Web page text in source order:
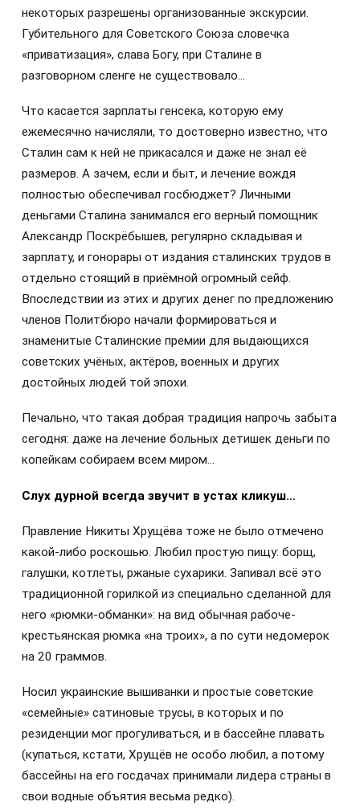
некоторых разрешены организованные экскурсии.
Губительного для Советского Союза словечка
«приватизация», слава Богу, при Сталине в
разговорном сленге не существовало…
Что касается зарплаты генсека, которую ему
ежемесячно начисляли, то достоверно известно, что
Сталин сам к ней не прикасался и даже не знал её
размеров. А зачем, если и быт, и лечение вождя
полностью обеспечивал госбюджет? Личными
деньгами Сталина занимался его верный помощник
Александр Поскрёбышев, регулярно складывая и
зарплату, и гонорары от издания сталинских трудов в
отдельно стоящий в приёмной огромный сейф.
Впоследствии из этих и других денег по предложению
членов Политбюро начали формироваться и
знаменитые Сталинские премии для выдающихся
советских учёных, актёров, военных и других
достойных людей той эпохи.
Печально, что такая добрая традиция напрочь забыта
сегодня: даже на лечение больных детишек деньги по
копейкам собираем всем миром…
Слух дурной всегда звучит в устах кликуш…
Правление Никиты Хрущёва тоже не было отмечено
какой-либо роскошью. Любил простую пищу: борщ,
галушки, котлеты, ржаные сухарики. Запивал всё это
традиционной горилкой из специально сделанной для
него «рюмки-обманки»: на вид обычная рабоче-
крестьянская рюмка «на троих», а по сути недомерок
на 20 граммов.
Носил украинские вышиванки и простые советские
«семейные» сатиновые трусы, в которых и по
резиденции мог прогуливаться, и в бассейне плавать
(купаться, кстати, Хрущёв не особо любил, а потому
бассейны на его госдачах принимали лидера страны в
свои водные объятия весьма редко).